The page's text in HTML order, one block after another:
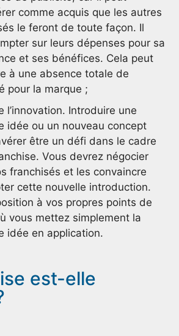
comme acquis que les autres
le feront de toute façon. Il
sur leurs dépenses pour sa
et ses bénéfices. Cela peut
à une absence totale de
pour la marque ;
l’innovation. Introduire une
idée ou un nouveau concept
être un défi dans le cadre
Vous devrez négocier
franchisés et les convaincre
cette nouvelle introduction.
à vos propres points de
vous mettez simplement la
idée en application.
est-elle